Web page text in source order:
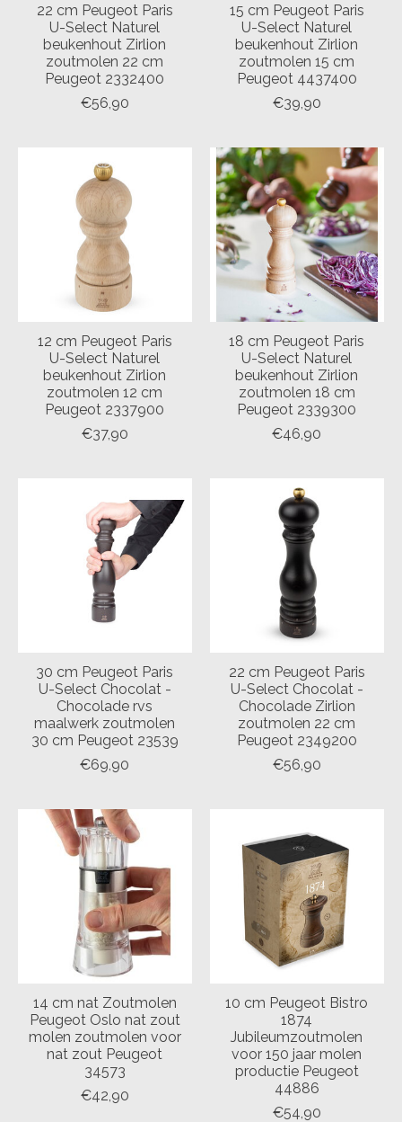
22 cm Peugeot Paris
U-Select Naturel
beukenhout Zirlion
zoutmolen 22 cm
Peugeot 2332400
€56,90
15 cm Peugeot Paris
U-Select Naturel
beukenhout Zirlion
zoutmolen 15 cm
Peugeot 4437400
€39,90
12 cm Peugeot Paris
U-Select Naturel
beukenhout Zirlion
zoutmolen 12 cm
Peugeot 2337900
€37,90
18 cm Peugeot Paris
U-Select Naturel
beukenhout Zirlion
zoutmolen 18 cm
Peugeot 2339300
€46,90
30 cm Peugeot Paris
U-Select Chocolat -
Chocolade rvs
maalwerk zoutmolen
30 cm Peugeot 23539
€69,90
22 cm Peugeot Paris
U-Select Chocolat -
Chocolade Zirlion
zoutmolen 22 cm
Peugeot 2349200
€56,90
14 cm nat Zoutmolen
Peugeot Oslo nat zout
molen zoutmolen voor
nat zout Peugeot
34573
€42,90
10 cm Peugeot Bistro
1874
Jubileumzoutmolen
voor 150 jaar molen
productie Peugeot
44886
€54,90